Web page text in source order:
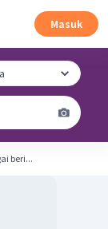
Masuk
beri...